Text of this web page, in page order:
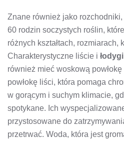
Znane również jako
60 rodzin soczystych roślin,
różnych kształtach, rozmiarach,
Charakterystyczne liście i łodygi
również mieć woskową powłokę
powłokę liści, która pomaga
w gorącym i suchym klimacie,
spotykane. Ich
przystosowane do
przetrwać. Woda, która jest